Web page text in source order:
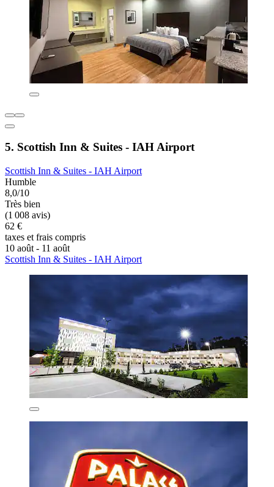
5. Scottish Inn & Suites - IAH Airport
Scottish Inn & Suites - IAH Airport
Humble
8,0/10
Très bien
(1 008 avis)
62 €
taxes et frais compris
10 août - 11 août
Scottish Inn & Suites - IAH Airport